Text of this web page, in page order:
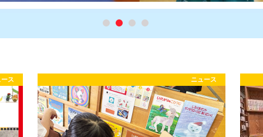
ス ニュース